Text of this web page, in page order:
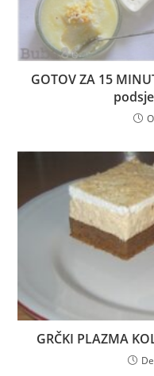
GOTOV ZA 15
GRČKI PLAZMA